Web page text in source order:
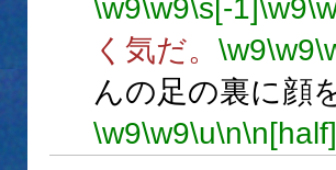
\w9\w9\s[-1]\w9
く気だ。 \w9\w9
んの足の裏に顔
\w9\w9\u\n\n[half]